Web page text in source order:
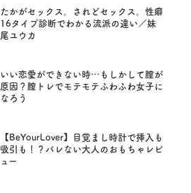
たかがセックス。されどセックス。性癖
16タイプ診断でわかる流派の違い／妹
尾ユウカ
いい恋愛ができない時…もしかして膣が
原因？膣トレでモテモテふわふわ女子に
なろう
【BeYourLover】目覚まし時計で挿入も
吸引も！？バレない大人のおもちゃレビ
ュー